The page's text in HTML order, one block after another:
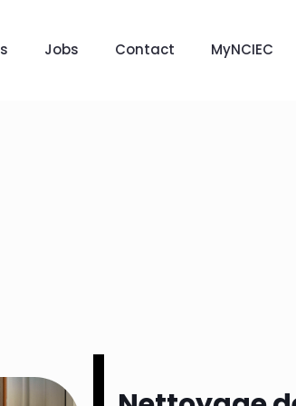
Jobs Contact MyNCIEC